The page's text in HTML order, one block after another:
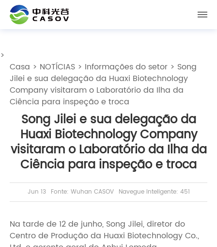
>
Casa > NOTÍCIAS > Informações do setor > Song
Jilei e sua delegação da Huaxi Biotechnology
Company visitaram o Laboratório da Ilha da
Ciência para inspeção e troca
Song Jilei e sua delegação da
Huaxi Biotechnology Company
visitaram o Laboratório da Ilha da
Ciência para inspeção e troca
Jun 13 Fonte: Wuhan CASOV Navegue inteligente: 451
Na tarde de 12 de junho, Song Jilei, diretor do
Centro de Produção da Huaxi Biotechnology Co.,